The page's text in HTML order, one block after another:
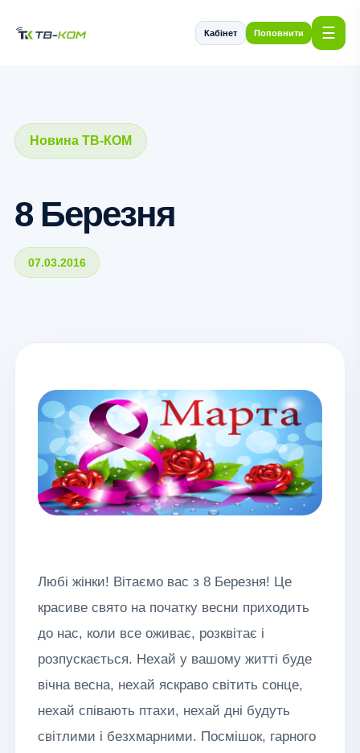
Кабінет Поповнити ☰
Новина ТВ-КОМ
8 Березня
07.03.2016
Любі жінки! Вітаємо вас з 8 Березня! Це
красиве свято на початку весни приходить
до нас, коли все оживає, розквітає і
розпускається. Нехай у вашому житті буде
вічна весна, нехай яскраво світить сонце,
нехай співають птахи, нехай дні будуть
світлими і безхмарними. Посмішок, гарного